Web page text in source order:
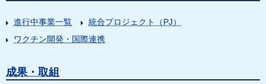
進行中事業一覧
統合プロジェクト（PJ）
ワクチン開発・国際連携
成果・取組